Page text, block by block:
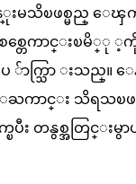
းမသိၿဖစ္မည္ ေၾက
စ္တေကာင္းၿမိ္ု ့ကို
ြာ းသည္။ ေန
းေႀကာင္း သိရသ
တနွစ္အတြင္းမွာ